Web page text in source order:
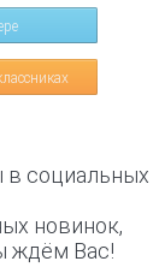
в социальных
новинок,
ждём Вас!